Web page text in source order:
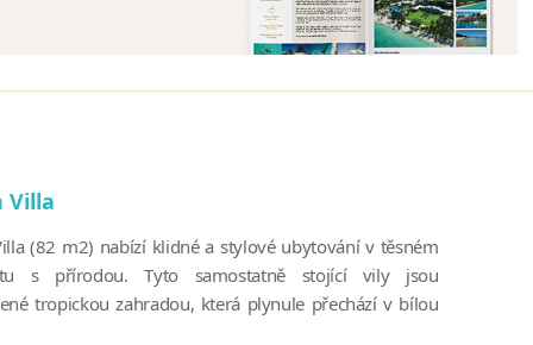
Villa
(82 m2) nabízí klidné a stylové ubytování v těsném
s přírodou. Tyto samostatně stojící vily jsou
tropickou zahradou, která plynule přechází v bílou